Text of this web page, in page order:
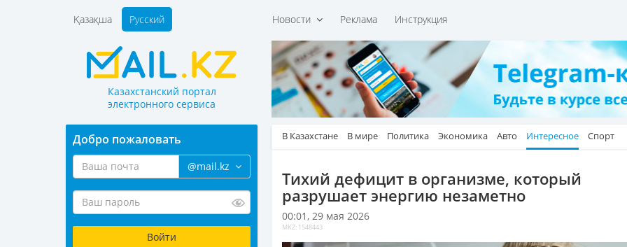
Новости Реклама Инструкция
Қазақша Русский
Казахстанский портал
электронного сервиса
В Казахстане В мире Политика Экономика Авто Интересное Спорт
Тихий дефицит в организме, который
разрушает энергию незаметно
00:01, 29 мая 2026
MKZ: 1548443
Добро пожаловать
@mail.kz